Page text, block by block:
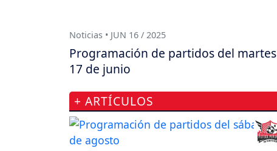
Noticias • JUN 16 / 2025
Programación de partidos del martes
17 de junio
+ ARTÍCULOS